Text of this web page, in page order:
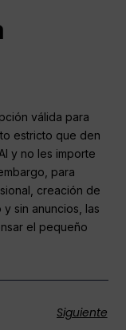
válida para
estricto que den
y no les importe
para
creación de
sin anuncios, las
el pequeño
Siguiente